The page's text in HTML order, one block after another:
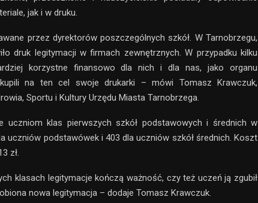
jak i w druku.
przez dyrektorów poszczególnych szkół. W Tarnobrzegu,
druk legitymacji w firmach zewnętrznych. W przypadku kilku
korzystne finansowo dla nich i dla nas, jako organu
na ten cel swoje drukarki – mówi Tomasz Krawczuk,
Sportu i Kultury Urzędu Miasta Tarnobrzega.
uczniom klas pierwszych szkół podstawowych i średnich w
uczniów podstawówek i 403 dla uczniów szkół średnich. Koszt
zł.
klasach legitymacje kończą ważność, czy też uczeń ją zgubił
nowa legitymacja – dodaje Tomasz Krawczuk.